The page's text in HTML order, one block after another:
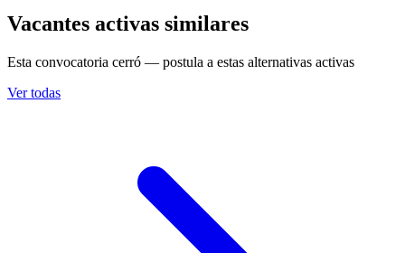
Vacantes activas similares
Esta convocatoria cerró — postula a estas alternativas activas
Ver todas